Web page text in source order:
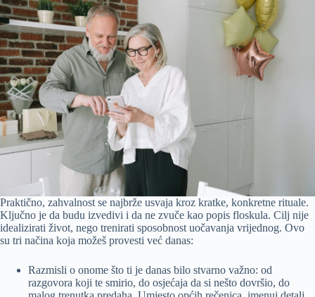
Praktično, zahvalnost se najbrže usvaja kroz kratke, konkretne rituale.
Ključno je da budu izvedivi i da ne zvuče kao popis floskula. Cilj nije
idealizirati život, nego trenirati sposobnost uočavanja vrijednog. Ovo
su tri načina koja možeš provesti već danas:
Razmisli o onome što ti je danas bilo stvarno važno: od
razgovora koji te smirio, do osjećaja da si nešto dovršio, do